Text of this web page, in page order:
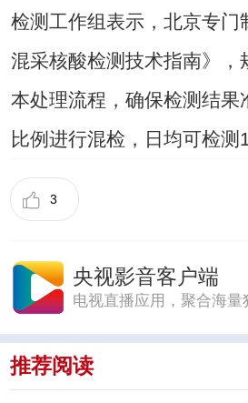
检测工作组表示，北京专门
混采核酸检测技术指南》，
本处理流程，确保检测结果
比例进行混检，日均可检测
3
央视影音客户端
电视直播应用，聚合海量
推荐阅读